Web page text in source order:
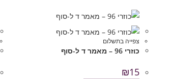
צפייה בתשלום
כוזרי 96 – מאמר ד ל-סוף
₪15